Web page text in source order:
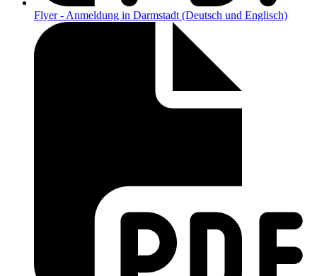
Flyer - Anmeldung in Darmstadt (Deutsch und Englisch)